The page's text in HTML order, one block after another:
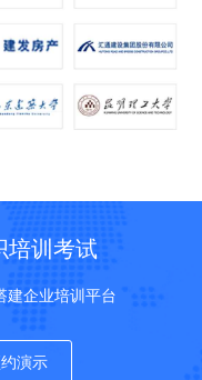
培训考试
建企业培训平台
演示